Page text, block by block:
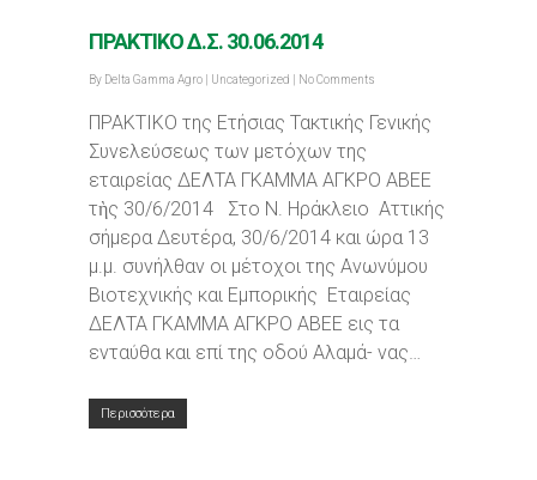
ΠΡΑΚΤΙΚΟ Δ.Σ. 30.06.2014
By Delta Gamma Agro Uncategorized No Comments
ΠΡΑΚΤΙΚΟ της Ετήσιας Τακτικής Γενικής
Συνελεύσεως των μετόχων της
εταιρείας ΔΕΛΤΑ ΓΚΑΜΜΑ ΑΓΚΡΟ ΑΒΕΕ
τὴς 30/6/2014 Στο Ν. Ηράκλειο Αττικής
σήμερα Δευτέρα, 30/6/2014 και ώρα 13
μ.μ. συνήλθαν οι μέτοχοι της Ανωνύμου
Βιοτεχνικής και Εμπορικής Εταιρείας
ΔΕΛΤΑ ΓΚΑΜΜΑ ΑΓΚΡΟ ΑΒΕΕ εις τα
ενταύθα και επί της οδού Αλαμά- νας…
Περισσότερα